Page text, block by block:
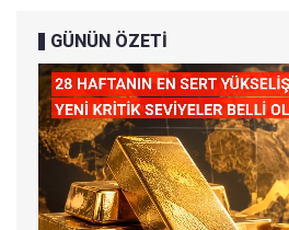
GÜNÜN ÖZETİ